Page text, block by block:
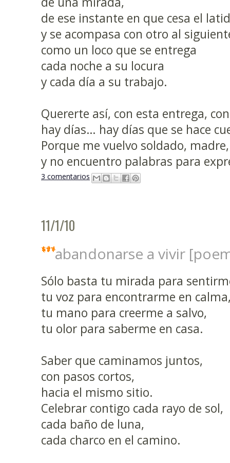
de ese instante en que cesa el
y se acompasa con otro al
como un loco que se entrega
cada noche a su locura
y cada día a su trabajo.
Quererte así, con esta entrega,
hay días… hay días que se hace
Porque me vuelvo soldado,
y no encuentro palabras para
3 comentarios
11/1/10
abandonarse a vivir
Sólo basta tu mirada para
tu voz para encontrarme en
tu mano para creerme a salvo,
tu olor para saberme en casa.
Saber que caminamos juntos,
con pasos cortos,
hacia el mismo sitio.
Celebrar contigo cada rayo de sol,
cada baño de luna,
cada charco en el camino.